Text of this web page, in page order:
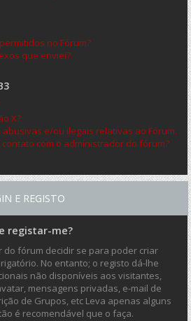
no Fórum?
que enviei?
X?
e/ou ilegais relativas ao Fórum.
com o administrador do fórum?
E REGISTO
registar-me?
do fórum decidir se para poder criar
No entanto; o registo dá-lhe
não disponíveis aos visitantes,
mensagens privadas, e-mail de
de Grupos, etc Leva apenas alguns
é recomendável que o faça.